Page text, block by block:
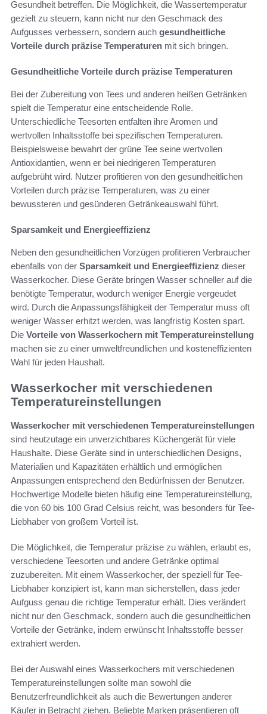
Gesundheit betreffen. Die Möglichkeit, die Wassertemperatur
gezielt zu steuern, kann nicht nur den Geschmack des
Aufgusses verbessern, sondern auch gesundheitliche
Vorteile durch präzise Temperaturen mit sich bringen.
Gesundheitliche Vorteile durch präzise Temperaturen
Bei der Zubereitung von Tees und anderen heißen Getränken
spielt die Temperatur eine entscheidende Rolle.
Unterschiedliche Teesorten entfalten ihre Aromen und
wertvollen Inhaltsstoffe bei spezifischen Temperaturen.
Beispielsweise bewahrt der grüne Tee seine wertvollen
Antioxidantien, wenn er bei niedrigeren Temperaturen
aufgebrüht wird. Nutzer profitieren von den gesundheitlichen
Vorteilen durch präzise Temperaturen, was zu einer
bewussteren und gesünderen Getränkeauswahl führt.
Sparsamkeit und Energieeffizienz
Neben den gesundheitlichen Vorzügen profitieren Verbraucher
ebenfalls von der Sparsamkeit und Energieeffizienz dieser
Wasserkocher. Diese Geräte bringen Wasser schneller auf die
benötigte Temperatur, wodurch weniger Energie vergeudet
wird. Durch die Anpassungsfähigkeit der Temperatur muss oft
weniger Wasser erhitzt werden, was langfristig Kosten spart.
Die Vorteile von Wasserkochern mit Temperatureinstellung
machen sie zu einer umweltfreundlichen und kosteneffizienten
Wahl für jeden Haushalt.
Wasserkocher mit verschiedenen
Temperatureinstellungen
Wasserkocher mit verschiedenen Temperatureinstellungen
sind heutzutage ein unverzichtbares Küchengerät für viele
Haushalte. Diese Geräte sind in unterschiedlichen Designs,
Materialien und Kapazitäten erhältlich und ermöglichen
Anpassungen entsprechend den Bedürfnissen der Benutzer.
Hochwertige Modelle bieten häufig eine Temperatureinstellung,
die von 60 bis 100 Grad Celsius reicht, was besonders für Tee-
Liebhaber von großem Vorteil ist.
Die Möglichkeit, die Temperatur präzise zu wählen, erlaubt es,
verschiedene Teesorten und andere Getränke optimal
zuzubereiten. Mit einem Wasserkocher, der speziell für Tee-
Liebhaber konzipiert ist, kann man sicherstellen, dass jeder
Aufguss genau die richtige Temperatur erhält. Dies verändert
nicht nur den Geschmack, sondern auch die gesundheitlichen
Vorteile der Getränke, indem erwünscht Inhaltsstoffe besser
extrahiert werden.
Bei der Auswahl eines Wasserkochers mit verschiedenen
Temperatureinstellungen sollte man sowohl die
Benutzerfreundlichkeit als auch die Bewertungen anderer
Käufer in Betracht ziehen. Beliebte Marken präsentieren oft